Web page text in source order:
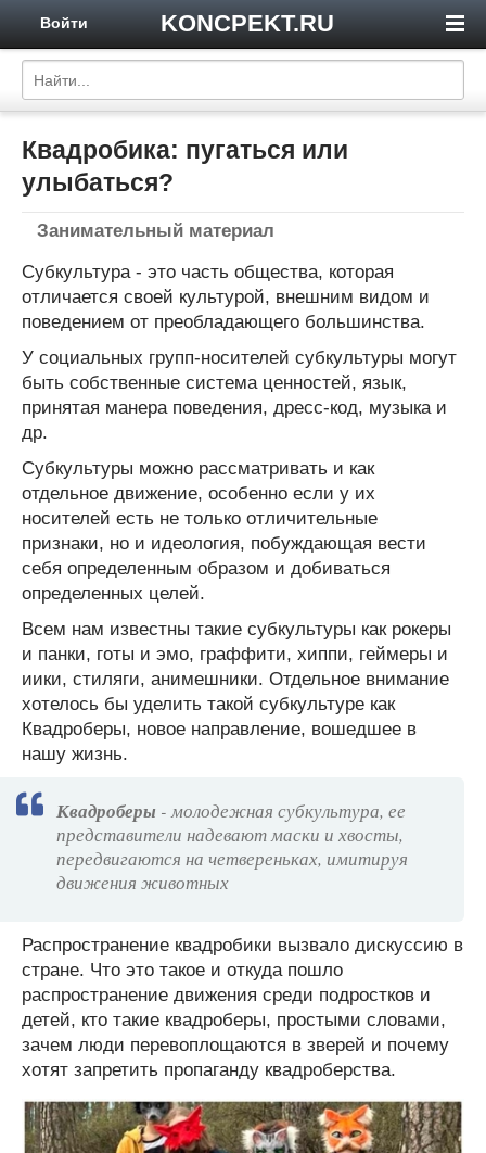
KONCPEKT.RU
Войти
Квадробика: пугаться или
улыбаться?
Занимательный материал
Субкультура - это часть общества, которая
отличается своей культурой, внешним видом и
поведением от преобладающего большинства.
У социальных групп-носителей субкультуры могут
быть собственные система ценностей, язык,
принятая манера поведения, дресс-код, музыка и
др.
Субкультуры можно рассматривать и как
отдельное движение, особенно если у их
носителей есть не только отличительные
признаки, но и идеология, побуждающая вести
себя определенным образом и добиваться
определенных целей.
Всем нам известны такие субкультуры как рокеры
и панки, готы и эмо, граффити, хиппи, геймеры и
иики, стиляги, анимешники. Отдельное внимание
хотелось бы уделить такой субкультуре как
Квадроберы, новое направление, вошедшее в
нашу жизнь.
Квадроберы - молодежная субкультура, ее
представители надевают маски и хвосты,
передвигаются на четвереньках, имитируя
движения животных
Распространение квадробики вызвало дискуссию в
стране. Что это такое и откуда пошло
распространение движения среди подростков и
детей, кто такие квадроберы, простыми словами,
зачем люди перевоплощаются в зверей и почему
хотят запретить пропаганду квадроберства.